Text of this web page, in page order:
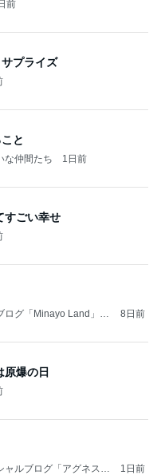
前
プライズ
と
な仲間たち 1日前
すごい幸せ
グ「Minayo Land」P
8日前
原爆の日
ルブログ「アグネスち
1日前